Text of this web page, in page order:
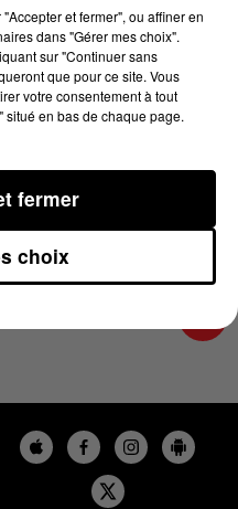
03/2023 À 07H50
et fermer", ou affiner en
dans "Gérer mes choix".
sur "Continuer sans
que pour ce site. Vous
votre consentement à tout
en bas de chaque page.
choix
fermer